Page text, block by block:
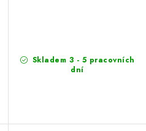
Skladem 3 - 5 pracovních
dní